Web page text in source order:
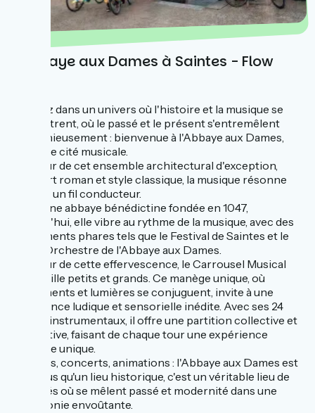
L'abbaye aux Dames à Saintes - Flow
Plongez dans un univers où l'histoire et la musique se
rencontrent, où le passé et le présent s'entremêlent
harmonieusement : bienvenue à l'Abbaye aux Dames,
véritable cité musicale.
Au cœur de cet ensemble architectural d'exception,
entre art roman et style classique, la musique résonne
comme un fil conducteur.
Ancienne abbaye bénédictine fondée en 1047,
aujourd'hui, elle vibre au rythme de la musique, avec des
événements phares tels que le Festival de Saintes et le
Jeune Orchestre de l'Abbaye aux Dames.
Au cœur de cette effervescence, le Carrousel Musical
émerveille petits et grands. Ce manège unique, où
instruments et lumières se conjuguent, invite à une
expérience ludique et sensorielle inédite. Avec ses 24
postes instrumentaux, il offre une partition collective et
interactive, faisant de chaque tour une expérience
musicale unique.
Festivals, concerts, animations : l'Abbaye aux Dames est
bien plus qu'un lieu historique, c'est un véritable lieu de
festivités où se mêlent passé et modernité dans une
symphonie envoûtante.